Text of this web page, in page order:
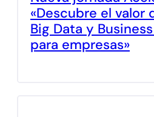
«Descubre el valor
Big Data y
para empresas»